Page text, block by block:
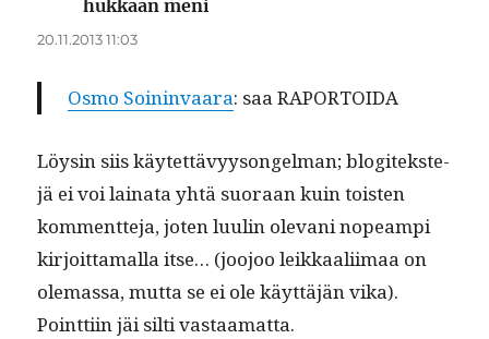
hukkaan meni
20.11.2013 11:03
Osmo Soin­in­vaara: saa RAPORTOIDA
Löysin siis käytet­tävyysongel­man; blog­itek­ste­
jä ei voi laina­ta yhtä suo­raan kuin tois­t­en
kom­ment­te­ja, joten luulin ole­vani nopeampi
kir­joit­ta­mal­la itse… (joo­joo leikkaali­imaa on
ole­mas­sa, mut­ta se ei ole käyt­täjän vika).
Point­ti­in jäi silti vastaamatta.